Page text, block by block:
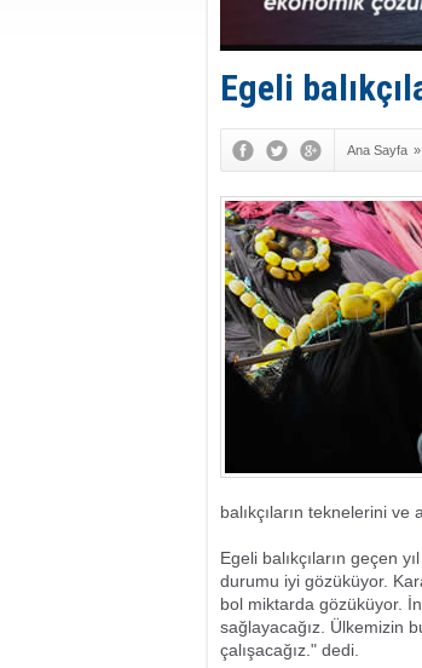
Egeli
Ana Sayfa »
balıkçıların teknelerini ve
Egeli balıkçıların geçen
durumu iyi gözüküyor.
bol miktarda gözüküyor.
sağlayacağız. Ülkemizin
çalışacağız." dedi.